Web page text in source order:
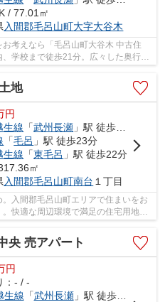
/ 77.01㎡
入間郡毛呂山町大字大谷木
考えなら「毛呂山町大谷木 中古住
学校まで徒歩21分。広々した奥行の
地
円
生線 「武州長瀬 」駅 徒歩10分
「毛呂 」駅 徒歩23分
生線 「東毛呂 」駅 徒歩22分
㎡
入間郡毛呂山町南台 １丁目
入間郡毛呂山町エリアで住まいをお
快適な周辺環境で満足の住宅用地は
と利便性が高...
央 売アパート
円
：- / -
生線 「武州長瀬」駅 徒歩5分